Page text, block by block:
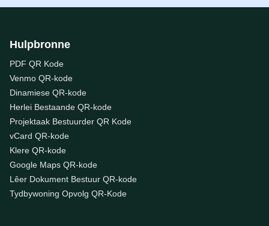
Hulpbronne
PDF QR Kode
Venmo QR-kode
Dinamiese QR-kode
Herlei Bestaande QR-kode
Projektaak Bestuurder QR Kode
vCard QR-kode
Klere QR-kode
Google Maps QR-kode
Lêer Dokument Bestuur QR-kode
Tydbywoning Opvolg QR-Kode